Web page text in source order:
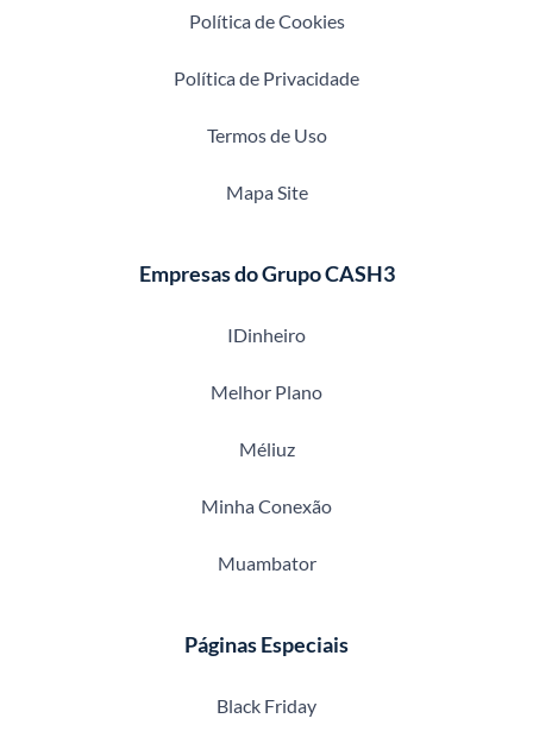
Política de Cookies
Política de Privacidade
Termos de Uso
Mapa Site
Empresas do Grupo CASH3
IDinheiro
Melhor Plano
Méliuz
Minha Conexão
Muambator
Páginas Especiais
Black Friday